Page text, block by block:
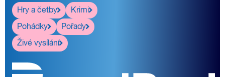
Hry a četby
Krimi
Pohádky
Pořady
Živé vysílání